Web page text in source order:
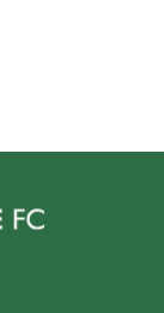
seu